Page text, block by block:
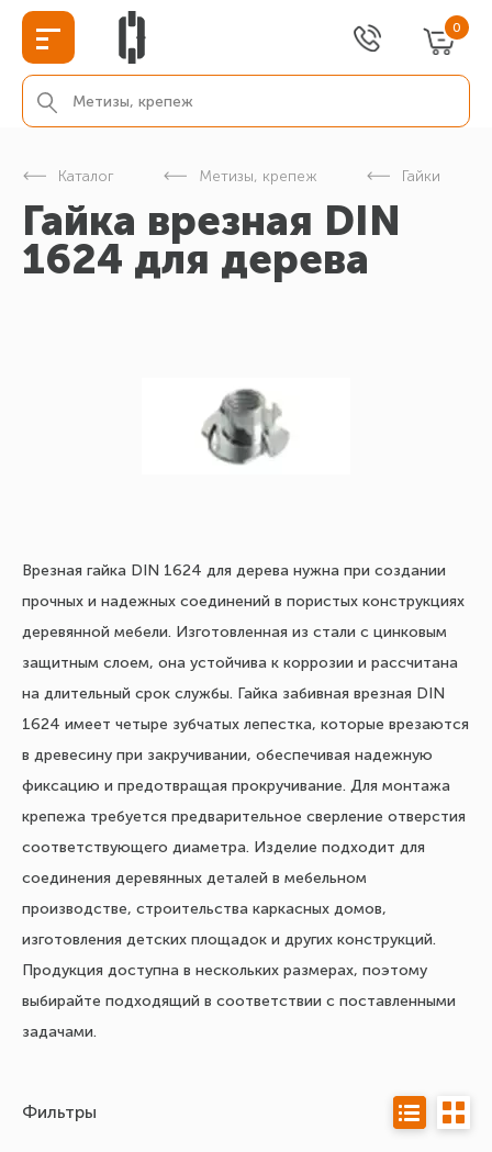
0
Каталог Метизы, крепеж Гайки
Гайка врезная DIN
1624 для дерева
Врезная гайка DIN 1624 для дерева нужна при создании
прочных и надежных соединений в пористых конструкциях
деревянной мебели. Изготовленная из стали с цинковым
защитным слоем, она устойчива к коррозии и рассчитана
на длительный срок службы. Гайка забивная врезная DIN
1624 имеет четыре зубчатых лепестка, которые врезаются
в древесину при закручивании, обеспечивая надежную
фиксацию и предотвращая прокручивание. Для монтажа
крепежа требуется предварительное сверление отверстия
соответствующего диаметра. Изделие подходит для
соединения деревянных деталей в мебельном
производстве, строительства каркасных домов,
изготовления детских площадок и других конструкций.
Продукция доступна в нескольких размерах, поэтому
выбирайте подходящий в соответствии с поставленными
задачами.
Фильтры